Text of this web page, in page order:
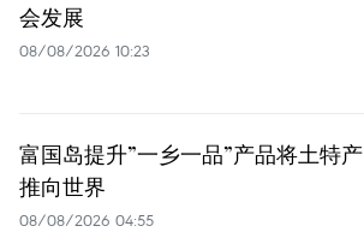
会发展
08/08/2026 10:23
富国岛提升”一乡一品”产品将土特产
推向世界
08/08/2026 04:55